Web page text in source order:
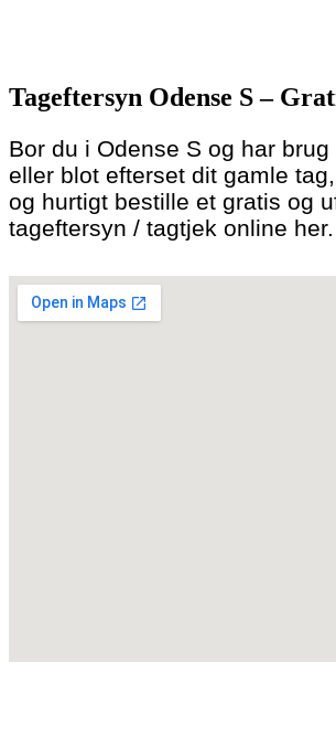
to
content
Tageftersyn Odense S –
Bor du i Odense S og har
eller blot efterset dit gamle
og hurtigt bestille et gratis og
tageftersyn / tagtjek online her.